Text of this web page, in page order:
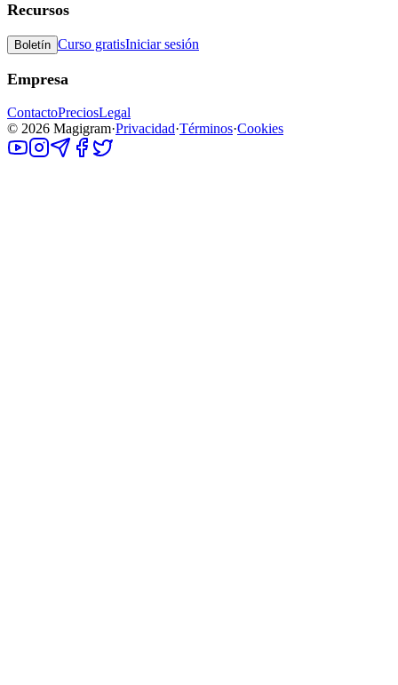
Recursos
Boletín Curso gratisIniciar sesión
Empresa
ContactoPreciosLegal
© 2026 Magigram·Privacidad·Términos·Cookies